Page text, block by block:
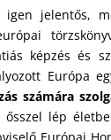
jelentős,
képzés és
Európa
számára
ősszel lép